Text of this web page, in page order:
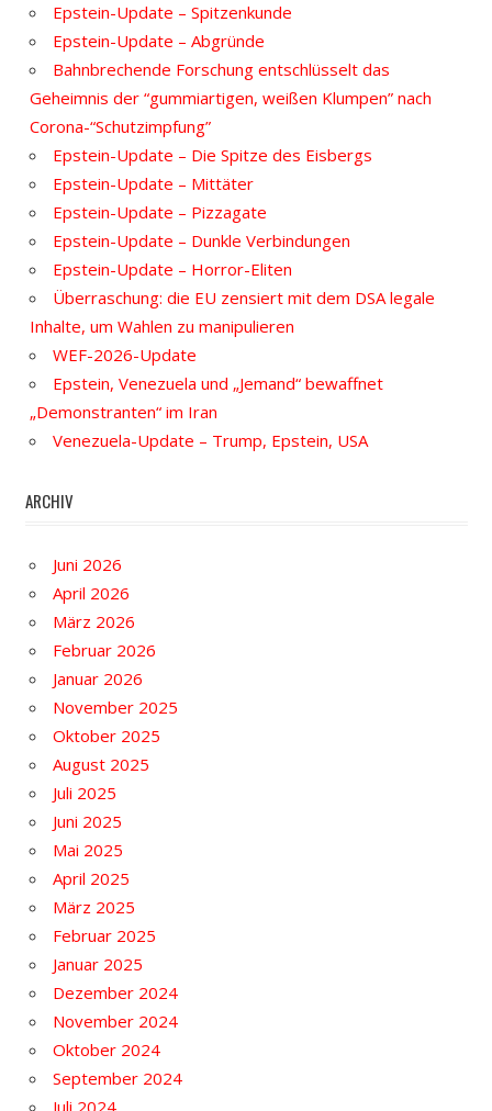
Epstein-Update – Spitzenkunde
Epstein-Update – Abgründe
Bahnbrechende Forschung entschlüsselt das
Geheimnis der “gummiartigen, weißen Klumpen” nach
Corona-“Schutzimpfung”
Epstein-Update – Die Spitze des Eisbergs
Epstein-Update – Mittäter
Epstein-Update – Pizzagate
Epstein-Update – Dunkle Verbindungen
Epstein-Update – Horror-Eliten
Überraschung: die EU zensiert mit dem DSA legale
Inhalte, um Wahlen zu manipulieren
WEF-2026-Update
Epstein, Venezuela und „Jemand“ bewaffnet
„Demonstranten“ im Iran
Venezuela-Update – Trump, Epstein, USA
ARCHIV
Juni 2026
April 2026
März 2026
Februar 2026
Januar 2026
November 2025
Oktober 2025
August 2025
Juli 2025
Juni 2025
Mai 2025
April 2025
März 2025
Februar 2025
Januar 2025
Dezember 2024
November 2024
Oktober 2024
September 2024